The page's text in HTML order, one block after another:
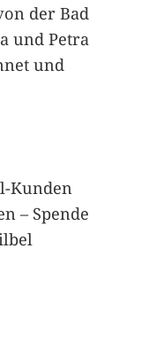
der Bad
und Petra
und
Kunden
– Spende